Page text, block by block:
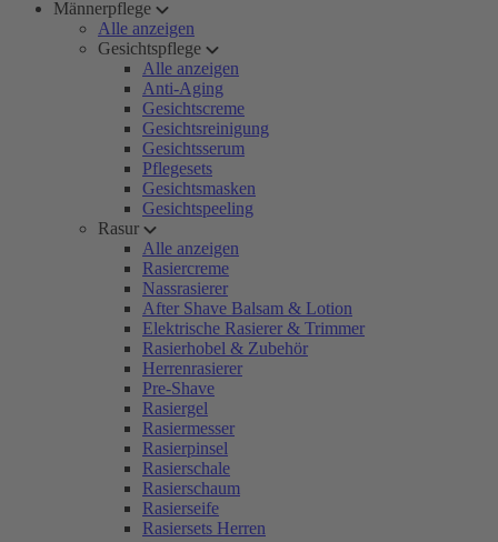
Männerpflege
Alle anzeigen
Gesichtspflege
Alle anzeigen
Anti-Aging
Gesichtscreme
Gesichtsreinigung
Gesichtsserum
Pflegesets
Gesichtsmasken
Gesichtspeeling
Rasur
Alle anzeigen
Rasiercreme
Nassrasierer
After Shave Balsam & Lotion
Elektrische Rasierer & Trimmer
Rasierhobel & Zubehör
Herrenrasierer
Pre-Shave
Rasiergel
Rasiermesser
Rasierpinsel
Rasierschale
Rasierschaum
Rasierseife
Rasiersets Herren